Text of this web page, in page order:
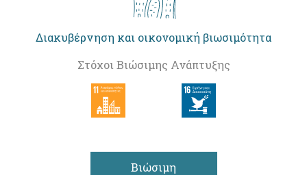
Διακυβέρνηση και οικονομική βιωσιμότητα
Στόχοι Βιώσιμης Ανάπτυξης
Βιώσιμη